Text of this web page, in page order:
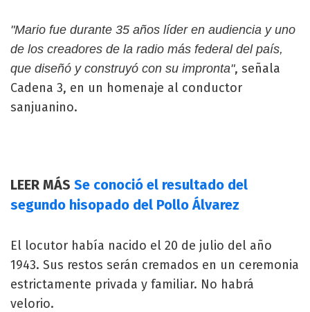
"Mario fue durante 35 años líder en audiencia y uno
de los creadores de la radio más federal del país,
que diseñó y construyó con su impronta", señala
Cadena 3, en un homenaje al conductor
sanjuanino.
LEER MÁS Se conoció el resultado del
segundo hisopado del Pollo Álvarez
El locutor había nacido el 20 de julio del año
1943. Sus restos serán cremados en un ceremonia
estrictamente privada y familiar. No habrá
velorio.